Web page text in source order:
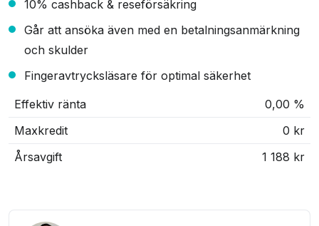
10% cashback & reseförsäkring
Går att ansöka även med en betalningsanmärkning
och skulder
Fingeravtrycksläsare för optimal säkerhet
Effektiv ränta
0,00 %
Maxkredit
0 kr
Årsavgift
1 188 kr